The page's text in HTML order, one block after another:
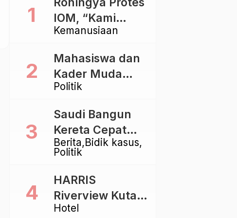
Kemanusiaan
IOM, “Kami
dibiarkan Mati
Politik
Mahasiswa dan
Kader Muda
Ramaikan Forum
Golkar di
Singaraja
Berita Bidik kasus
Politik
Saudi Bangun
Kereta Cepat
Rp112 Triliun,
Proyek Rp116
Triliun yang
Baru Sampai
Hotel
HARRIS
Riverview Kuta
Bali Tawarkan